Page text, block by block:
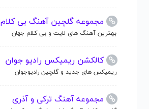
مجموعه گلچین آهنگ بی کلام
بهترین آهنگ های لایت و بی کلام جهان
کالکشن ریمیکس رادیو جوان
ریمیکس های جدید و گلچین رادیوجوان
مجموعه آهنگ ترکی و آذری